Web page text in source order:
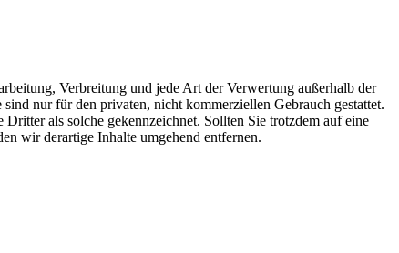
Verbreitung und jede Art der Verwertung außerhalb der
nur für den privaten, nicht kommerziellen Gebrauch gestattet.
als solche gekennzeichnet. Sollten Sie trotzdem auf eine
wir derartige Inhalte umgehend entfernen.